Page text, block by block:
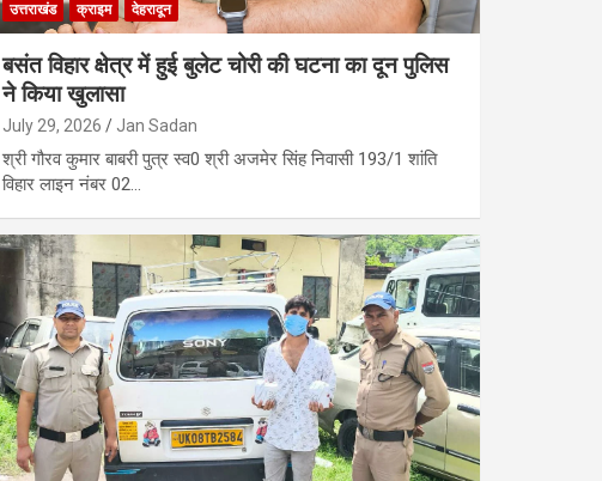
उत्तराखंड क्राइम देहरादून
बसंत विहार क्षेत्र में हुई बुलेट चोरी की घटना का दून पुलिस
ने किया खुलासा
July 29, 2026 Jan Sadan
श्री गौरव कुमार बाबरी पुत्र स्व0 श्री अजमेर सिंह निवासी 193/1 शांति
विहार लाइन नंबर 02…